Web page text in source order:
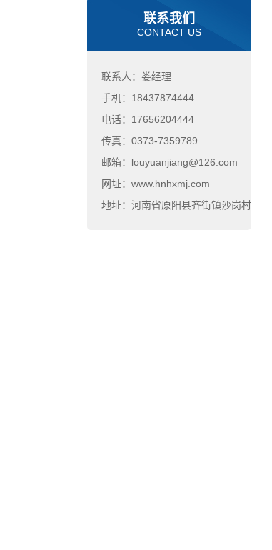
联系我们
CONTACT US
联系人：娄经理
手机：18437874444
电话：17656204444
传真：0373-7359789
邮箱：louyuanjiang@126.com
网址：www.hnhxmj.com
地址：河南省原阳县齐街镇沙岗村